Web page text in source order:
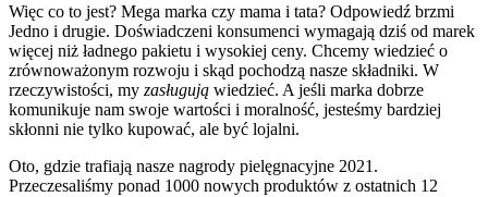
Więc co to jest? Mega marka czy mama i tata? Odpowiedź brzmi
Jedno i drugie. Doświadczeni konsumenci wymagają dziś od marek
więcej niż ładnego pakietu i wysokiej ceny. Chcemy wiedzieć o
zrównoważonym rozwoju i skąd pochodzą nasze składniki. W
rzeczywistości, my zasługują wiedzieć. A jeśli marka dobrze
komunikuje nam swoje wartości i moralność, jesteśmy bardziej
skłonni nie tylko kupować, ale być lojalni.
Oto, gdzie trafiają nasze nagrody pielęgnacyjne 2021.
Przeczesaliśmy ponad 1000 nowych produktów z ostatnich 12